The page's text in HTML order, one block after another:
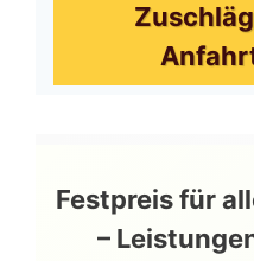
Festpreis für
–